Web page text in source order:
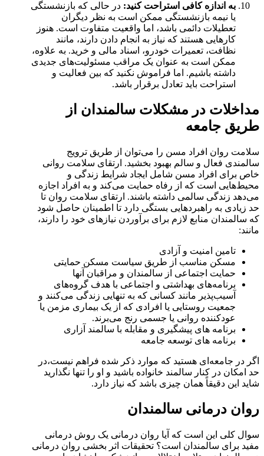
به اندازه کافی استراحت کنید: در حالی که بازنشستگی
یا نیمه بازنشستگی ممکن است به نظر دیگران
تعطیلات دائمی باشد، اما واقعیت متفاوت است. هنوز
کارهایی هستند که نیاز به انجام دادن دارند، مانند
نظافت، تعمیرات خودرو، اسناد مالی و خرید. به علاوه،
ممکن است به عنوان یک مراقب مسئولیت‌های جدیدی
داشته باشیم. اما فراموش نکنید که بین فعالیت و
استراحت باید تعادل برقرار باشد.
مداخلات در مشکلات سالمندان از
طریق جامعه
سلامت روان افراد مسن را می‌توان از طریق ترویج
سالمندی فعال و سالم بهبود بخشید. ارتقای سلامت روانی
خاص برای افراد مسن شامل ایجاد شرایط زندگی و
محیط‌هایی است که از رفاه حمایت می‌کند و به افراد اجازه
می‌دهد زندگی سالمی داشته باشند. ارتقای سلامت روان تا
حد زیادی به راهبردهایی بستگی دارد تا اطمینان حاصل شود
که سالمندان منابع لازم برای برآوردن نیازهای خود را دارند،
مانند:
تامین امنیت و آزادی
مسکن مناسب از طریق سیاست مسکن حمایتی
حمایت اجتماعی از سالمندان و مراقبان آنها
برنامه‌های بهداشتی و اجتماعی با هدف گروه‌های
آسیب‌پذیر مانند کسانی که به تنهایی زندگی می‌کنند و
جمعیت روستایی یا افرادی که از یک بیماری مزمن یا
عودکننده روانی یا جسمی رنج می‌برند.
برنامه های پیشگیری و مقابله با سالمند آزاری
برنامه های توسعه جامعه
اگر در جامعه‌ای هستید که موارد ذکر شده فراهم نیست،در
حد امکان در کنار سالمند خانواده باشید و او را تنها نگذارید
شاید این دقیقاً همان چیزی باشد که نیاز دارد.
روان درمانی سالمندان
سوال کلی این است که آیا روان درمانی یک روش درمانی
مفید برای سالمندان است؟ تحقیقات اثر بخشی روان درمانی